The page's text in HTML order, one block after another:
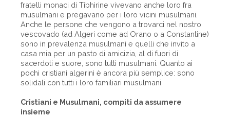
fratelli monaci di Tibhirine vivevano anche loro fra
musulmani e pregavano per i loro vicini musulmani.
Anche le persone che vengono a trovarci nel nostro
vescovado (ad Algeri come ad Orano o a Constantine)
sono in prevalenza musulmani e quelli che invito a
casa mia per un pasto di amicizia, al di fuori di
sacerdoti e suore, sono tutti musulmani. Quanto ai
pochi cristiani algerini è ancora più semplice: sono
solidali con tutti i loro familiari musulmani.
Cristiani e Musulmani, compiti da assumere
insieme